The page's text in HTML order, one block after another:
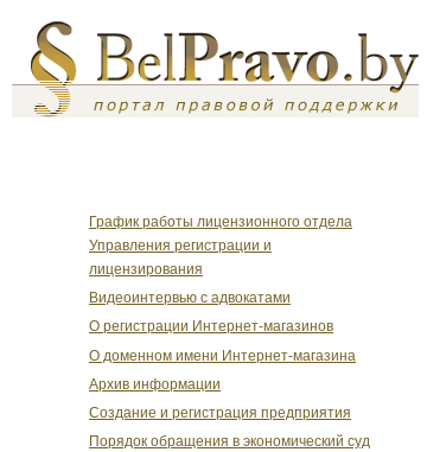
График работы лицензионного отдела
Управления регистрации и
лицензирования
Видеоинтервью с адвокатами
О регистрации Интернет-магазинов
О доменном имени Интернет-магазина
Архив информации
Создание и регистрация предприятия
Порядок обращения в экономический суд